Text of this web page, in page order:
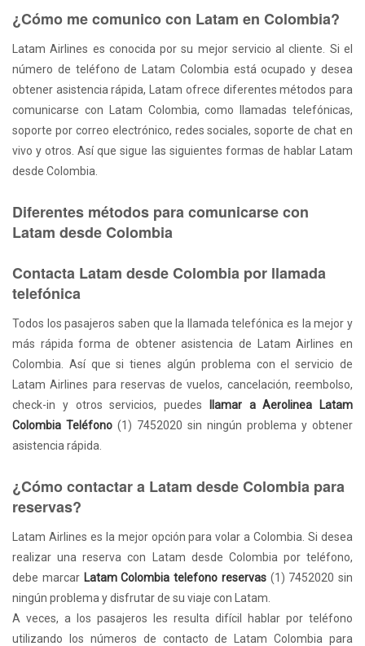
¿Cómo me comunico con Latam en Colombia?
Latam Airlines es conocida por su mejor servicio al cliente. Si el
número de teléfono de Latam Colombia está ocupado y desea
obtener asistencia rápida, Latam ofrece diferentes métodos para
comunicarse con Latam Colombia, como llamadas telefónicas,
soporte por correo electrónico, redes sociales, soporte de chat en
vivo y otros. Así que sigue las siguientes formas de hablar Latam
desde Colombia.
Diferentes métodos para comunicarse con
Latam desde Colombia
Contacta Latam desde Colombia por llamada
telefónica
Todos los pasajeros saben que la llamada telefónica es la mejor y
más rápida forma de obtener asistencia de Latam Airlines en
Colombia. Así que si tienes algún problema con el servicio de
Latam Airlines para reservas de vuelos, cancelación, reembolso,
check-in y otros servicios, puedes
llamar a Aerolinea Latam
Colombia Teléfono (1) 7452020 sin ningún problema y obtener
asistencia rápida.
¿Cómo contactar a Latam desde Colombia para
reservas?
Latam Airlines es la mejor opción para volar a Colombia. Si desea
realizar una reserva con Latam desde Colombia por teléfono,
debe marcar Latam Colombia telefono reservas(1) 7452020 sin
ningún problema y disfrutar de su viaje con Latam.
A veces, a los pasajeros les resulta difícil hablar por teléfono
utilizando los números de contacto de Latam Colombia para